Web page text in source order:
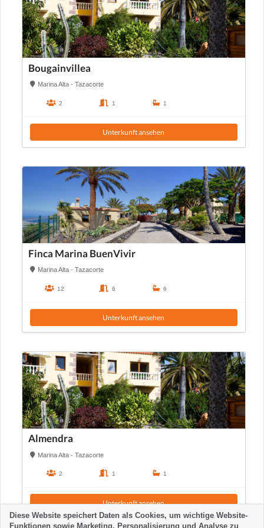
Bougainvillea
Marina Alta - Tazacorte
2 1 1
Unterkunft ansehen
Finca Marina BuenVivir
Marina Alta - Tazacorte
12 6 6
Unterkunft ansehen
Almendra
Marina Alta - Tazacorte
2 1 1
Unterkunft ansehen
Diese Website speichert Daten als Cookies, um wichtige Website-
Funktionen sowie Marketing, Personalisierung und Analyse zu